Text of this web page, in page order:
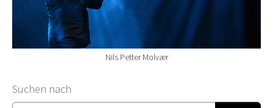
Nils Petter Molvær
Suchformular
Suchen nach